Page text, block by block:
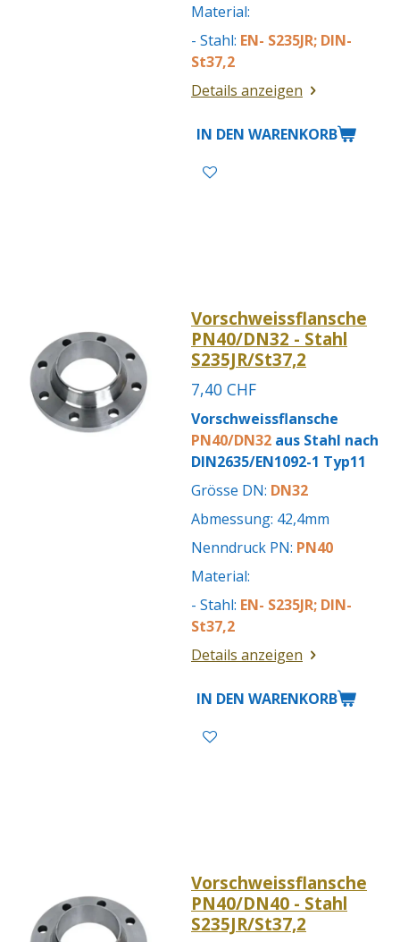
Material:
- Stahl: EN- S235JR; DIN-
St37,2
Details anzeigen
IN DEN WARENKORB
Vorschweissflansche
PN40/DN32 - Stahl
S235JR/St37,2
7,40 CHF
Vorschweissflansche
PN40/DN32 aus Stahl nach
DIN2635/EN1092-1 Typ11
Grösse DN: DN32
Abmessung: 42,4mm
Nenndruck PN: PN40
Material:
- Stahl: EN- S235JR; DIN-
St37,2
Details anzeigen
IN DEN WARENKORB
Vorschweissflansche
PN40/DN40 - Stahl
S235JR/St37,2